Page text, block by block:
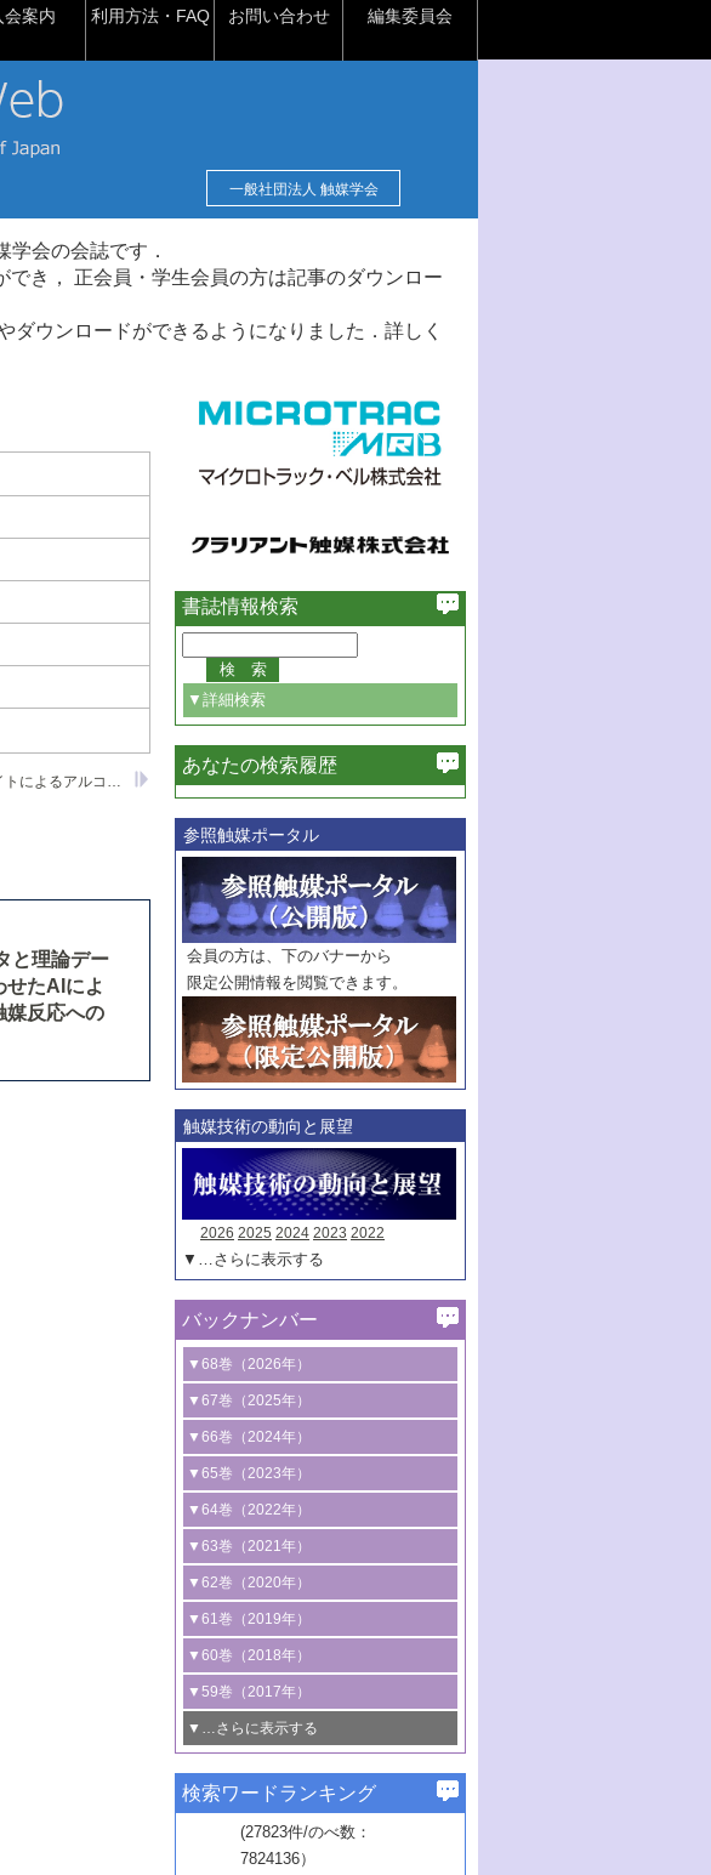
会案内 利用方法・FAQ お問い合わせ 編集委員会
一般社団法人 触媒学会
学会の会誌です．
き， 正会員・学生会員の方は記事のダウンロー
ウンロードができるようになりました．詳しく
Fe-交換リチウムテニオライトによるアルコールの分解
と理論デー
せたAIによ
媒反応への
書誌情報検索
▼詳細検索
必ず含む
巻・号指定
巻
号
範囲指定
巻
号～
巻
号
触媒年鑑
年度
記事種別
マーク：
マークあり
あなたの検索履歴
参照触媒ポータル
会員の方は、下のバナーから
限定公開情報を閲覧できます。
触媒技術の動向と展望
2026 2025 2024 2023 2022
▼…さらに表示する
バックナンバー
▼68巻（2026年）
1号 過酸化水素合成に関する研究動向
2号 コンピューター技術により加速する
触媒開発
3号 有機分子変換やCO 資源化のための
光触媒に関する最近の研究
B号 第137回触媒討論会（2026年）
▼67巻（2025年）
1号 CO
水素化によるグリーン燃料/グリ
ーンケミカル製造
2号 水素製造のための水分解技術に関す
る最近の研究
3号 オレフィン系樹脂の精密合成に関す
る最新技術
4号 アルコール類の効率的変換を実現す
る非貴金属触媒の研究動向
5号 ゼオライトの合成と応用における研
究動向
6号 ヘテロ接合界面
B号 第135回触媒討論会（2025年）
▼66巻（2024年）
1号 低次元ナノ構造を有する触媒材料
2号 規制反応場を活用した固体触媒研究
の新展開
3号 未踏分子変換を目指した酸化触媒プ
ロセスの最前線
4号 シンクロトロン放射光および中性子
線を利用した触媒解析技術の最先端
5号 単原子触媒
6号 参照触媒委員会からのお知らせ
B号 第133回触媒討論会（2023年）
▼65巻（2023年）
1号 炭素が関わる触媒機能
2号 プラスチックケミカルリサイクルの
ための触媒技術
3号 非酸化物系金属化合物を基盤とした
触媒材料の開発
4号 格子酸素・格子酸素欠陥を利用した
触媒反応
5号 生体触媒によるエネルギー変換反応
6号 窒素とリンの循環のための触媒・機
能性材料
▼64巻（2022年）
1号 合成ガス製造とCOを用いるケミカル
ズ合成の最新動向
2号 化学品合成のための合金触媒開発
3号 CO の排出削減および有効活用のた
めの触媒技術
4号 若手による情報発信企画～とびたて
若き触媒の研究者たち～（1）
若き触媒の研究者たち～（2）
6号 石油のノーブル・ユースを志向した
触媒技術
▼63巻（2021年）
1号 金触媒の新展開
2号 ペロブスカイト
3号 特殊反応場を利用した触媒的分子変
換反応
4号 多孔質材料を用いた触媒の新展開
5号 情報学的手法を用いた触媒開発
6号 カーボンニュートラルに向けた電解
技術
B号 第127回触媒討論会（2021年・オン
ライン開催(Zoom)のみ）
▼62巻（2020年）
1号 触媒設計を拓く欠陥構造のキャラク
タリゼーション
2号 機能化学品製造に資するクリーンな
触媒的酸化反応
3号 水処理のための触媒化学
4号 光触媒を用いた水分解の最新の研究
動向
5号 次世代の触媒プロセスを支えるマイ
▼61巻（2019年）
1号 物質移動制御に着目した触媒プロセ
ス開発
2号 CO2 フリー水素サプライチェーンに
関わる触媒開発動向
3号 精密高分子合成に関する最近の研究
動向
4号 バイオマス化成品製造のための触媒
▼60巻（2018年）
1号 固体酸触媒の最新の研究動向
2号 二酸化炭素からの有用化学品合成
3号 ナノ粒子・クラスター触媒の最前線
4号 60周年記念企画
5号 進化するゼオライト合成技術
6号 非貴金属系触媒における電気化学的
▼59巻（2017年）
1号 いたるところに，触媒
最先端技術
3号 無機分離膜材料の開発と触媒反応プ
ロセスへの適用
▼…さらに表示する
1号 ユニークな構造の高分子を生み出す触
2号 リグニンからの化成品製造に向けた触
▼57巻（2015年）
1号 水素キャリアにかかわる触媒技術の新
▼56巻（2014年）
検索ワードランキング
(27823件/のべ数：
7824136）